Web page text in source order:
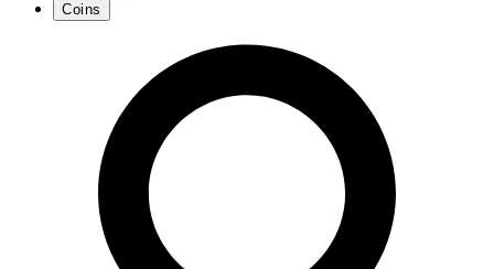
Coins